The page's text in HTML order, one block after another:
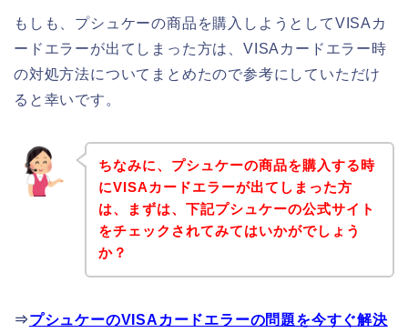
もしも、プシュケーの商品を購入しようとしてVISAカ
ードエラーが出てしまった方は、VISAカードエラー時
の対処方法についてまとめたので参考にしていただけ
ると幸いです。
ちなみに、プシュケーの商品を購入する時
にVISAカードエラーが出てしまった方
は、まずは、下記プシュケーの公式サイト
をチェックされてみてはいかがでしょう
か？
⇒プシュケーのVISAカードエラーの問題を今すぐ解決